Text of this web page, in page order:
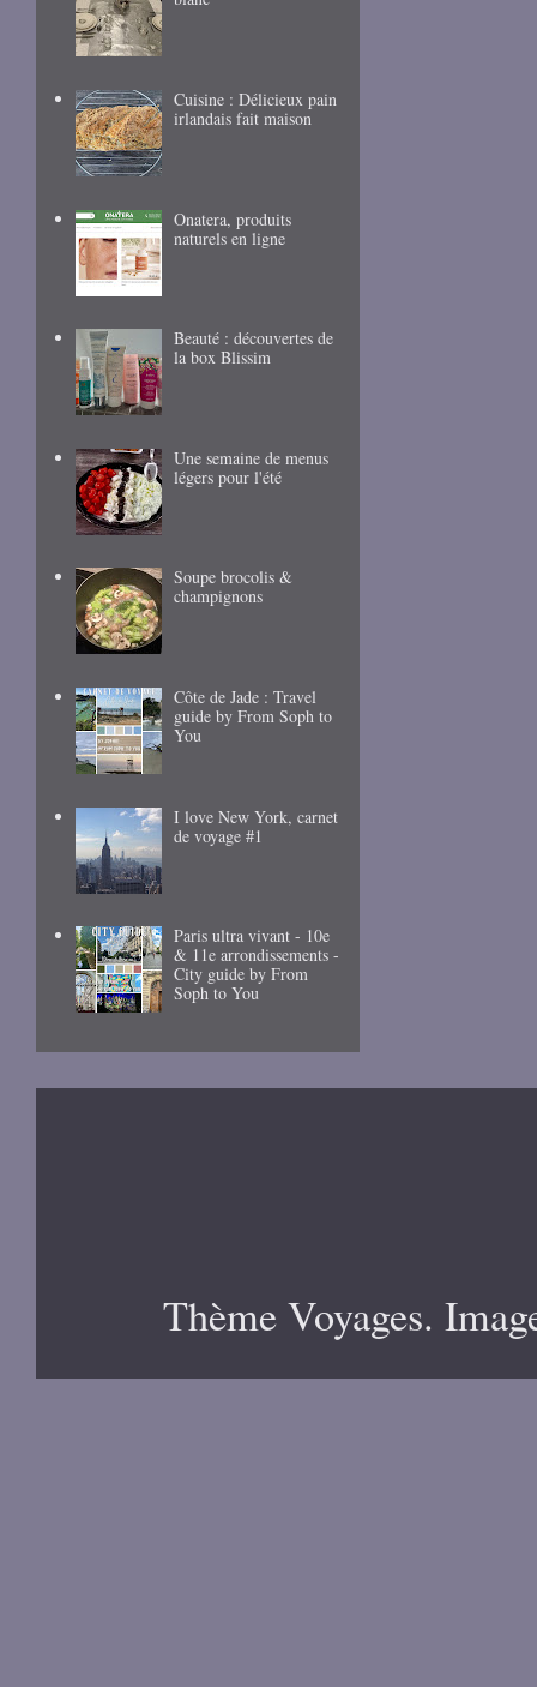
Cuisine : Délicieux pain
irlandais fait maison
Onatera, produits
naturels en ligne
Beauté : découvertes de
la box Blissim
Une semaine de menus
légers pour l'été
Soupe brocolis &
champignons
Côte de Jade : Travel
guide by From Soph to
You
I love New York, carnet
de voyage #1
Paris ultra vivant - 10e
& 11e arrondissements -
City guide by From
Soph to You
Thème Voyages.